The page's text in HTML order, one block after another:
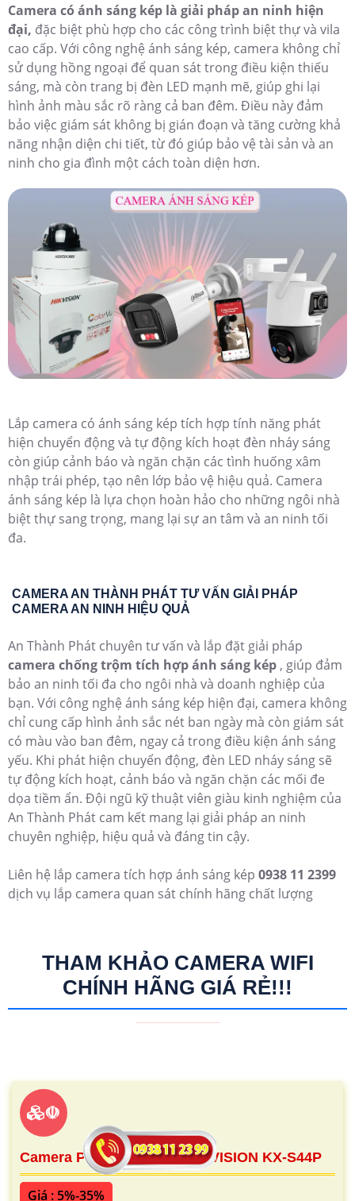
Camera có ánh sáng kép là giải pháp an ninh hiện
đại, đặc biệt phù hợp cho các công trình biệt thự và vila
cao cấp. Với công nghệ ánh sáng kép, camera không chỉ
sử dụng hồng ngoại để quan sát trong điều kiện thiếu
sáng, mà còn trang bị đèn LED mạnh mẽ, giúp ghi lại
hình ảnh màu sắc rõ ràng cả ban đêm. Điều này đảm
bảo việc giám sát không bị gián đoạn và tăng cường khả
năng nhận diện chi tiết, từ đó giúp bảo vệ tài sản và an
ninh cho gia đình một cách toàn diện hơn.
Lắp camera có ánh sáng kép tích hợp tính năng phát
hiện chuyển động và tự động kích hoạt đèn nháy sáng
còn giúp cảnh báo và ngăn chặn các tình huống xâm
nhập trái phép, tạo nên lớp bảo vệ hiệu quả. Camera
ánh sáng kép là lựa chọn hoàn hảo cho những ngôi nhà
biệt thự sang trọng, mang lại sự an tâm và an ninh tối
đa.
CAMERA AN THÀNH PHÁT TƯ VẤN GIẢI PHÁP
CAMERA AN NINH HIỆU QUẢ
An Thành Phát chuyên tư vấn và lắp đặt giải pháp
camera chống trộm tích hợp ánh sáng kép , giúp đảm
bảo an ninh tối đa cho ngôi nhà và doanh nghiệp của
bạn. Với công nghệ ánh sáng kép hiện đại, camera không
chỉ cung cấp hình ảnh sắc nét ban ngày mà còn giám sát
có màu vào ban đêm, ngay cả trong điều kiện ánh sáng
yếu. Khi phát hiện chuyển động, đèn LED nháy sáng sẽ
tự động kích hoạt, cảnh báo và ngăn chặn các mối đe
dọa tiềm ẩn. Đội ngũ kỹ thuật viên giàu kinh nghiệm của
An Thành Phát cam kết mang lại giải pháp an ninh
chuyên nghiệp, hiệu quả và đáng tin cậy.
Liên hệ lắp camera tích hợp ánh sáng kép 0938 11 2399
dịch vụ lắp camera quan sát chính hãng chất lượng
THAM KHẢO CAMERA WIFI
CHÍNH HÃNG GIÁ RẺ!!!
☫
Camera PT Ốp Trần 4MP KBVISION KX-S44P
Giá : 5%-35%